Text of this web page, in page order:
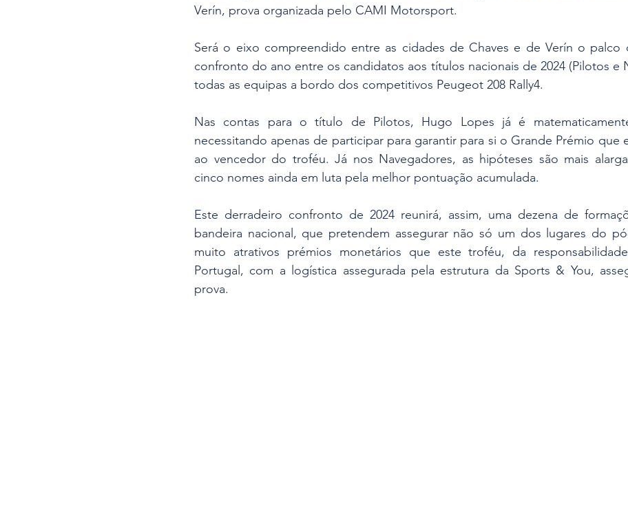
Verín, prova organizada pelo CAMI Motorsport.
Será o eixo compreendido entre as cidades de Chaves e de Verín o palco
confronto do ano entre os candidatos aos títulos nacionais de 2024 (Pilotos e
todas as equipas a bordo dos competitivos Peugeot 208 Rally4.
Nas contas para o título de Pilotos, Hugo Lopes já é matematicamente
necessitando apenas de participar para garantir para si o Grande Prémio que
ao vencedor do troféu. Já nos Navegadores, as hipóteses são mais
cinco nomes ainda em luta pela melhor pontuação acumulada.
Este derradeiro confronto de 2024 reunirá, assim, uma dezena de
bandeira nacional, que pretendem assegurar não só um dos lugares do
muito atrativos prémios monetários que este troféu, da
Portugal, com a logística assegurada pela estrutura da Sports & You,
prova.